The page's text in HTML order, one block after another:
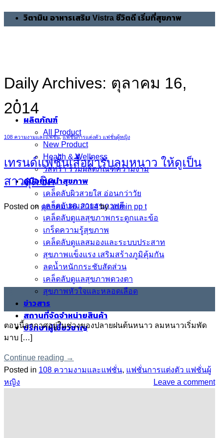
วิตามิน อาหารเสริม Vistra ชีวิตดี เริ่มที่สุขภาพ
ผลิตภัณฑ์
All Product
New Product
Health & Wellness
วิสทร้า รวมผลิตภัณฑ์ความงาม
คู่มือแนะนำสุขภาพ
เคล็ดลับผิวสวยใส อ่อนกว่าวัย
เคล็ดลับผมสวยสุขภาพดี
เคล็ดลับดูแลสุขภาพกระดูกและข้อ
เกร็ดความรู้สุขภาพ
เคล็ดลับดูแลสมองและระบบประสาท
สุขภาพแข็งแรง เสริมสร้างภูมิคุ้มกัน
ลดน้ำหนักกระชับสัดส่วน
เคล็ดลับดูแลสุขภาพดวงตา
สุขภาพหัวใจและหลอดเลือด
ข่าวสาร
สถานที่จัดจำหน่ายสินค้า
ปรึกษาผู้เชี่ยวชาญ
Daily Archives: ตุลาคม 16,
2014
108 ความงามและแฟชั่น,แฟชั่นการแต่งตัว แฟชั่นผู้หญิง
เทรนด์แฟชั่นเสื้อผ้ารับลมหนาว ให้ดูเป็น
สาวสุดชิค
Posted on ตุลาคม 16, 2014byadmin pp t
ต.ค.
ตอนนี้อากาศอยู่ในช่วงของปลายฝนต้นหนาว ลมหนาวเริ่มพัด
มาบ […]
Continue reading →
Posted in 108 ความงามและแฟชั่น, แฟชั่นการแต่งตัว แฟชั่นผู้
หญิง
Leave a comment